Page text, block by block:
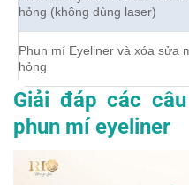
hỏng (không dùng laser)
Phun mí Eyeliner và xóa sửa
hỏng
Giải đáp các
phun mí eyeliner